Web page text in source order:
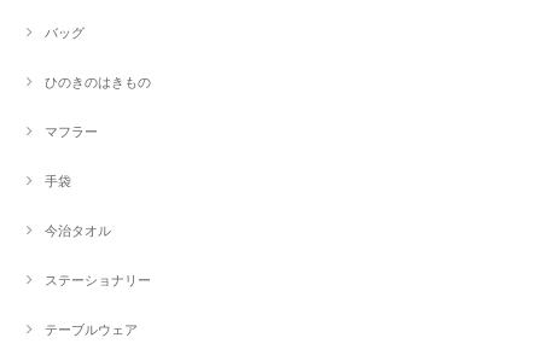
バッグ
ひのきのはきもの
マフラー
手袋
今治タオル
ステーショナリー
テーブルウェア